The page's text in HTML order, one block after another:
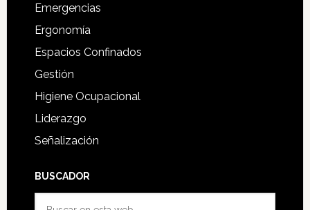
Emergencias
Ergonomía
Espacios Confinados
Gestión
Higiene Ocupacional
Liderazgo
Señalización
BUSCADOR